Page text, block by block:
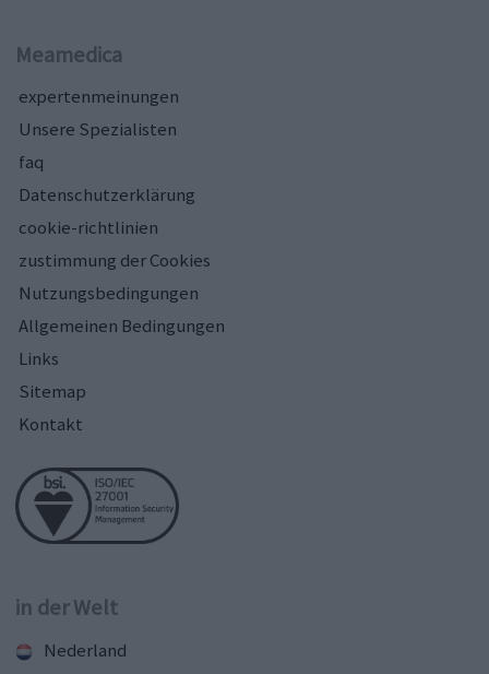
Meamedica
expertenmeinungen
Unsere Spezialisten
faq
Datenschutzerklärung
cookie-richtlinien
zustimmung der Cookies
Nutzungsbedingungen
Allgemeinen Bedingungen
Links
Sitemap
Kontakt
in der Welt
Nederland